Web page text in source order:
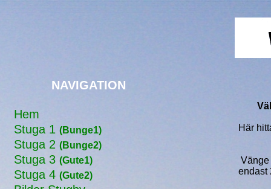
NAVIGATION
Hem
Stuga 1 (Bunge1)
Stuga 2 (Bunge2)
Stuga 3 (Gute1)
Stuga 4 (Gute2)
Här
Vänge
endast